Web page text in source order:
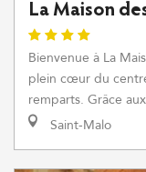
La Maison
Bienvenue à La
plein cœur du
remparts. Grâce
Saint-Malo